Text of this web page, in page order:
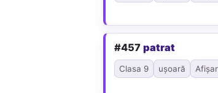
#457 patrat
Clasa 9 ușoară